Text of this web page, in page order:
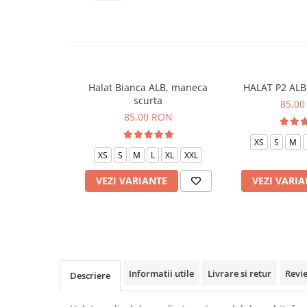
Halat Bianca ALB, maneca
scurta
85,00 RON
XS S M L XL XXL
VEZI VARIANTE
HALAT P2
85,00
XS S M
VEZI
Descriere Informatii utile Livrare si retur